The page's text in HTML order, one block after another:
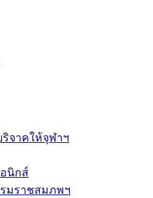
จาคให้จุฬาฯ
นิกส์
มราชสมภพฯ